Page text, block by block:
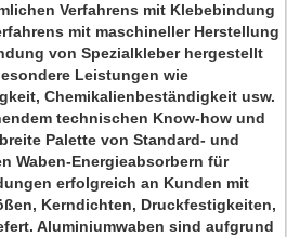
Verfahrens mit Klebebindung
mit maschineller Herstellung
von Spezialkleber hergestellt
Leistungen wie
Chemikalienbeständigkeit usw.
technischen Know-how und
Palette von Standard- und
Waben-Energieabsorbern für
erfolgreich an Kunden mit
Kerndichten, Druckfestigkeiten,
Aluminiumwaben sind aufgrund